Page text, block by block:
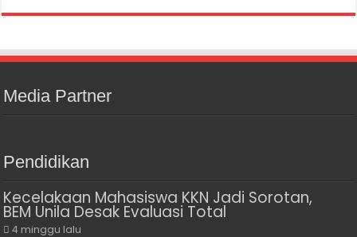
Media Partner
Pendidikan
Kecelakaan Mahasiswa KKN Jadi Sorotan,
BEM Unila Desak Evaluasi Total
4 minggu lalu